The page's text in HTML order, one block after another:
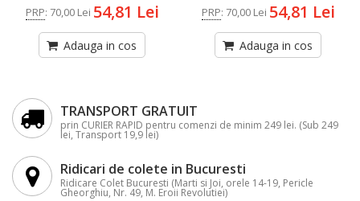
PRP: 70,00 Lei 54,81 Lei
Adauga in cos
PRP: 70,00 Lei 54,81 Lei
Adauga in cos
TRANSPORT GRATUIT
prin CURIER RAPID pentru comenzi de minim 249 lei. (Sub 249
lei, Transport 19,9 lei)
Ridicari de colete in Bucuresti
Ridicare Colet Bucuresti (Marti si Joi, orele 14-19, Pericle
Gheorghiu, Nr. 49, M. Eroii Revolutiei)